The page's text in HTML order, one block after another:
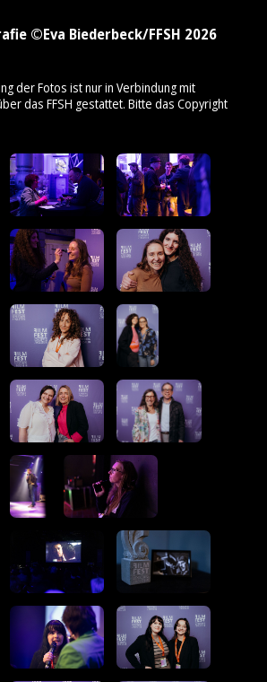
©Eva Biederbeck/FFSH 2026
der Fotos ist nur in Verbindung mit
das FFSH gestattet. Bitte das Copyright